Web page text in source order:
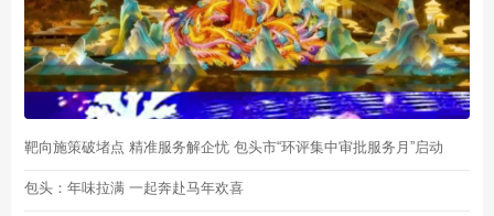
靶向施策破堵点 精准服务解企忧 包头市“环评集中审批服务月”启动
包头：年味拉满 一起奔赴马年欢喜